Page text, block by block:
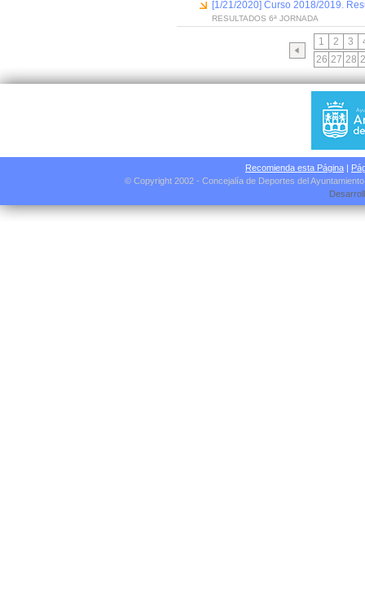
[1/21/2020] Curso 2018/2019.
RESULTADOS 6ª JORNADA
1 2 3
26 27 28
Recomienda esta Página |
© Copyright 2002 - Concejalía de Deportes del